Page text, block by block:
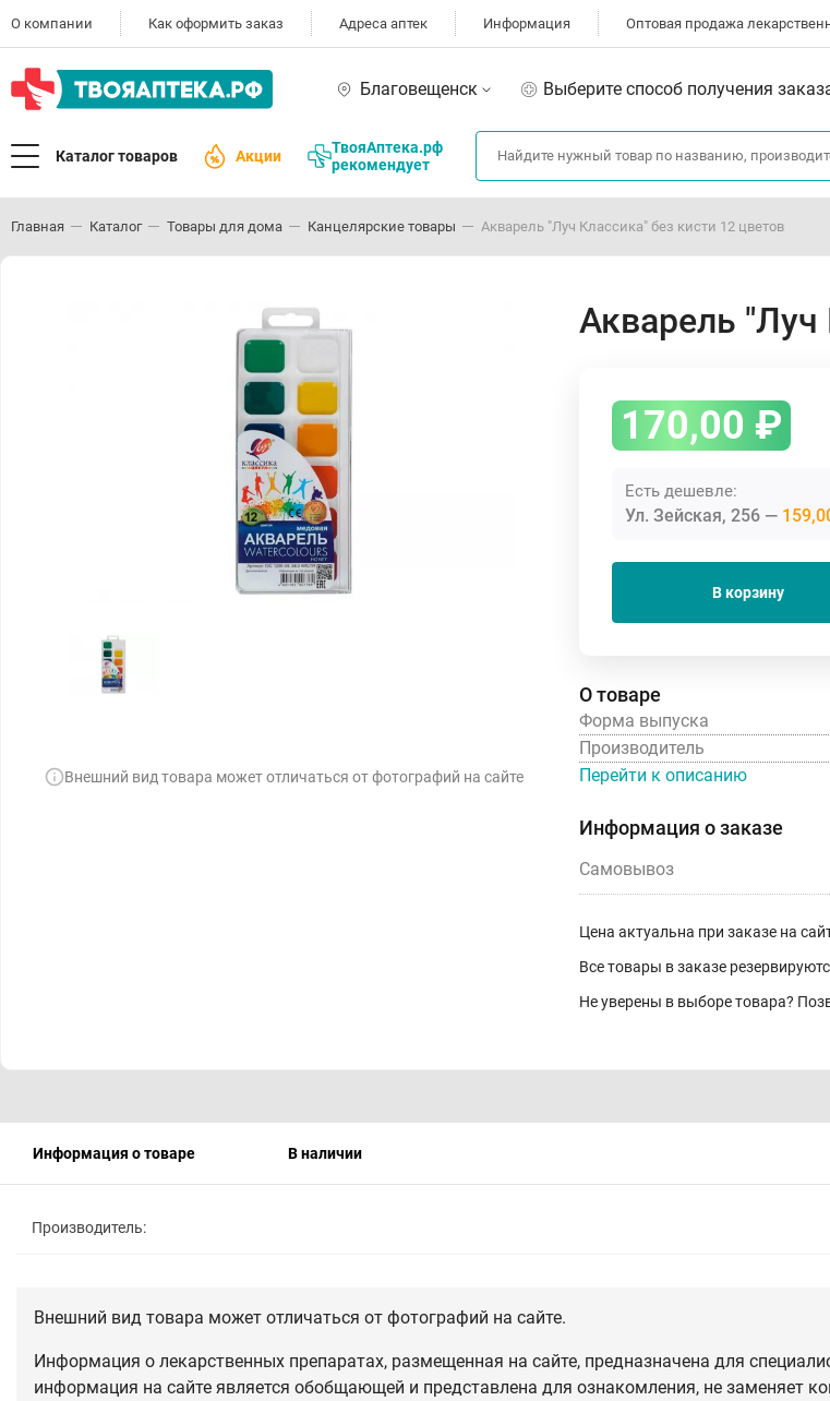
О компании Как оформить заказ Адреса аптек Информация Оптовая продажа
Благовещенск Выберите способ получения
Каталог товаров Акции
ТвояАптека.рф
рекомендует
Главная Каталог Товары для дома Канцелярские товары Акварель "Луч Классика" без кисти 12 цветов
Внешний вид товара может отличаться от фотографий на сайте
Акварель "Луч
170,00 ₽
Есть дешевле:
Ул. Зейская, 256
В корзину
О товаре
Форма выпуска
Производитель
Перейти к описанию
Информация о заказе
Самовывоз
Цена актуальна при заказе на
Все товары в заказе
Не уверены в выборе товара?
Информация о товаре В наличии
Производитель:
Внешний вид товара может отличаться от фотографий на сайте.
Информация о лекарственных препаратах, размещенная на сайте, предназначена для
информация на сайте является обобщающей и представлена для ознакомления, не заменяет